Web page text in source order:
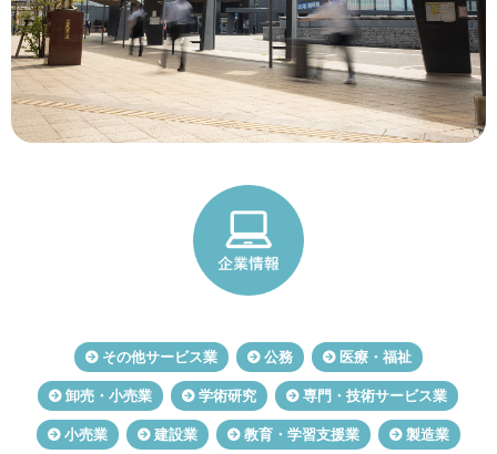
その他サービス業 公務 医療・福祉
卸売・小売業 学術研究 専門・技術サービス業
小売業 建設業 教育・学習支援業 製造業